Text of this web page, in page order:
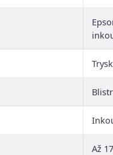
Blistr
Až